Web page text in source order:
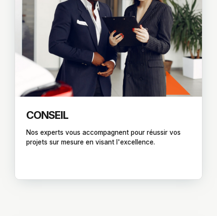
CONSEIL
Nos experts vous accompagnent pour réussir vos
projets sur mesure en visant l'excellence.